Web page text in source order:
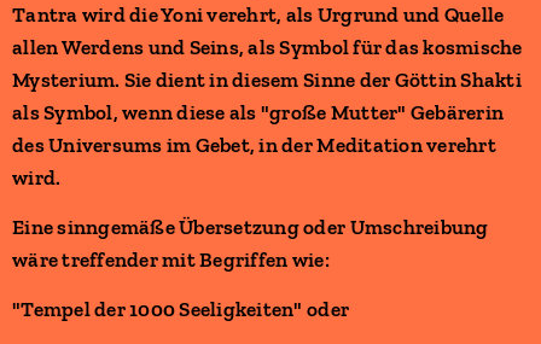
Tantra wird die Yoni verehrt, als Urgrund und Quelle
allen Werdens und Seins, als Symbol für das kosmische
Mysterium. Sie dient in diesem Sinne der Göttin Shakti
als Symbol, wenn diese als "große Mutter" Gebärerin
des Universums im Gebet, in der Meditation verehrt
wird.
Eine sinngemäße Übersetzung oder Umschreibung
wäre treffender mit Begriffen wie:
"Tempel der 1000 Seeligkeiten" oder